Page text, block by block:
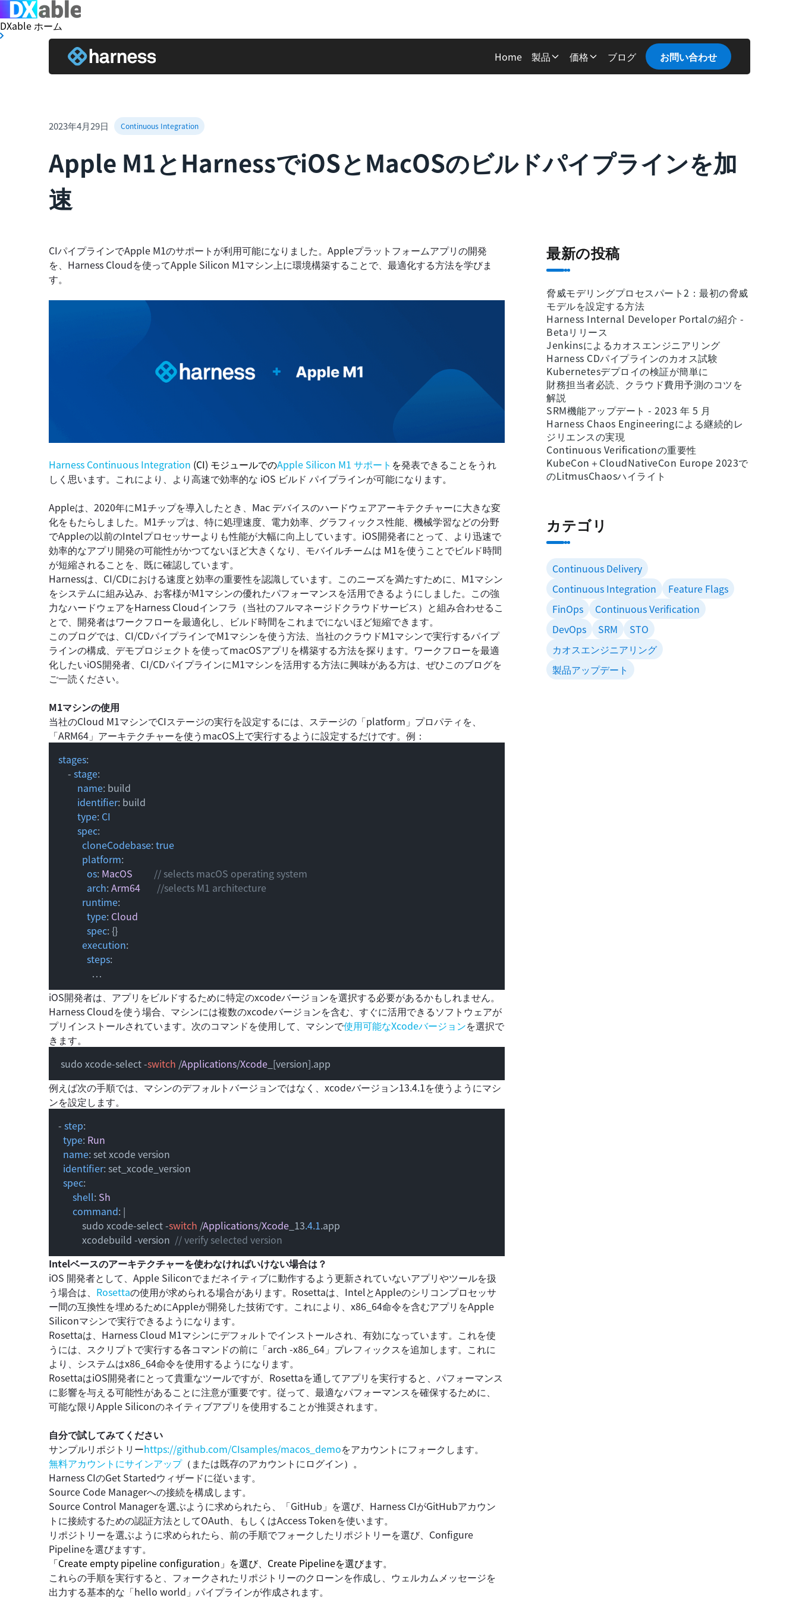
DXable ホーム
Home 製品 価格 ブログ お問い合わせ
2023年4月29日 Continuous Integration
Apple M1とHarnessでiOSとMacOSのビルドパイプラインを加
速
CIパイプラインでApple M1のサポートが利用可能になりました。Appleプラットフォームアプリの開発
を、Harness Cloudを使ってApple Silicon M1マシン上に環境構築することで、最適化する方法を学びま
す。
Harness Continuous Integration (CI) モジュールでのApple Silicon M1 サポート を発表できることをうれ
しく思います。 これにより、より高速で効率的な iOS ビルド パイプラインが可能になります。
Appleは、2020年にM1チップを導入したとき、Mac デバイスのハードウェアアーキテクチャーに大きな変
化をもたらしました。M1チップは、特に処理速度、電力効率、グラフィックス性能、機械学習などの分野
でAppleの以前のIntelプロセッサーよりも性能が大幅に向上しています。iOS開発者にとって、より迅速で
効率的なアプリ開発の可能性がかつてないほど大きくなり、モバイルチームは M1を使うことでビルド時間
が短縮されることを、既に確認しています。
Harnessは、CI/CDにおける速度と効率の重要性を認識しています。このニーズを満たすために、M1マシン
をシステムに組み込み、お客様がM1マシンの優れたパフォーマンスを活用できるようにしました。この強
力なハードウェアをHarness Cloudインフラ（当社のフルマネージドクラウドサービス）と組み合わせるこ
とで、開発者はワークフローを最適化し、ビルド時間をこれまでにないほど短縮できます。
このブログでは、CI/CDパイプラインでM1マシンを使う方法、当社のクラウドM1マシンで実行するパイプ
ラインの構成、デモプロジェクトを使ってmacOSアプリを構築する方法を探ります。ワークフローを最適
化したいiOS開発者、CI/CDパイプラインにM1マシンを活用する方法に興味がある方は、ぜひこのブログを
ご一読ください。
M1マシンの使用
当社のCloud M1マシンでCIステージの実行を設定するには、ステージの「platform」プロパティを、
「ARM64」アーキテクチャーを使うmacOS上で実行するように設定するだけです。例：
stages:
- stage:
name: build
identifier: build
type: CI
spec:
cloneCodebase: true
platform:
os: MacOS
// selects macOS operating system
arch: Arm64
//selects M1 architecture
runtime:
type: Cloud
spec: {}
execution:
steps:
…
iOS開発者は、アプリをビルドするために特定のxcodeバージョンを選択する必要があるかもしれません。
Harness Cloudを使う場合、マシンには複数のxcodeバージョンを含む、すぐに活用できるソフトウェアが
プリインストールされています。次のコマンドを使用して、マシンで使用可能なXcodeバージョンを選択で
きます。
sudo xcode-select -switch /Applications/Xcode _[version].app
例えば次の手順では、マシンのデフォルトバージョンではなく、xcodeバージョン13.4.1を使うようにマシ
ンを設定します。
- step:
type: Run
name: set xcode version
identifier: set_xcode_version
spec:
shell: Sh
command: |
sudo xcode-select -switch /Applications/Xcode _13.4.1.app
xcodebuild -version // verify selected version
Intelベースのアーキテクチャーを使わなければいけない場合は？
iOS 開発者として、Apple Siliconでまだネイティブに動作するよう更新されていないアプリやツールを扱
う場合は、 Rosettaの使用が求められる場合があります。Rosettaは、IntelとAppleのシリコンプロセッサ
ー間の互換性を埋めるためにAppleが開発した技術です。これにより、x86_64命令を含むアプリをApple
Siliconマシンで実行できるようになります。
Rosettaは、Harness Cloud M1マシンにデフォルトでインストールされ、有効になっています。これを使
うには、スクリプトで実行する各コマンドの前に「arch -x86_64」プレフィックスを追加します。これに
より、システムはx86_64命令を使用するようになります。
RosettaはiOS開発者にとって貴重なツールですが、Rosettaを通してアプリを実行すると、パフォーマンス
に影響を与える可能性があることに注意が重要です。従って、最適なパフォーマンスを確保するために、
可能な限りApple Siliconのネイティブアプリを使用することが推奨されます。
自分で試してみてください
サンプルリポジトリーhttps://github.com/CIsamples/macos_demoをアカウントにフォークします。
無料アカウントにサインアップ（ または既存のアカウントにログイン）。
Harness CIのGet Startedウィザードに従います。
Source Code Managerへの接続を構成します。
Source Control Managerを選ぶように求められたら、「GitHub」を選び、Harness CIがGitHubアカウン
トに接続するための認証方法としてOAuth、もしくはAccess Tokenを使います。
リポジトリーを選ぶように求められたら、前の手順でフォークしたリポジトリーを選び、Configure
Pipelineを選びますす。
「Create empty pipeline configuration」を選び、Create Pipelineを選びます。
これらの手順を実行すると、フォークされたリポジトリーのクローンを作成し、ウェルカムメッセージを
出力する基本的な「hello world」パイプラインが作成されます。
最新の投稿
脅威モデリングプロセスパート2：最初の脅威
モデルを設定する方法
Harness Internal Developer Portalの紹介 -
Betaリリース
Jenkinsによるカオスエンジニアリング
Harness CDパイプラインのカオス試験
Kubernetesデプロイの検証が簡単に
財務担当者必読、クラウド費用予測のコツを
解説
SRM機能アップデート - 2023 年 5 月
Harness Chaos Engineeringによる継続的レ
ジリエンスの実現
Continuous Verificationの重要性
KubeCon＋CloudNativeCon Europe 2023で
のLitmusChaosハイライト
カテゴリ
Continuous Delivery
Continuous Integration
Feature Flags
FinOps
Continuous Verification
DevOps
SRM
STO
カオスエンジニアリング
製品アップデート